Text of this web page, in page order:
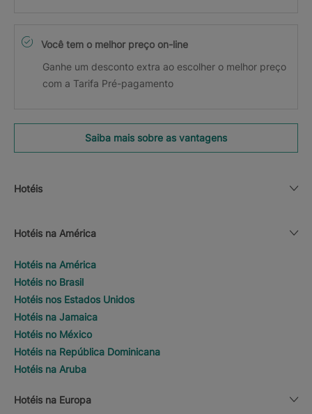
Você tem o melhor preço on-line
Ganhe um desconto extra ao escolher o melhor preço
com a Tarifa Pré-pagamento
Saiba mais sobre as vantagens
Hotéis
Hotéis na América
Hotéis na América
Hotéis no Brasil
Hotéis nos Estados Unidos
Hotéis na Jamaica
Hotéis no México
Hotéis na República Dominicana
Hotéis na Aruba
Hotéis na Europa